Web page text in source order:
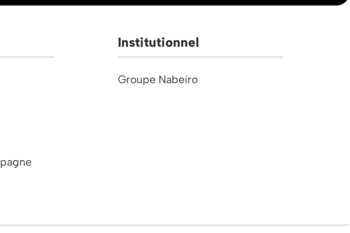
Institutionnel
Groupe Nabeiro